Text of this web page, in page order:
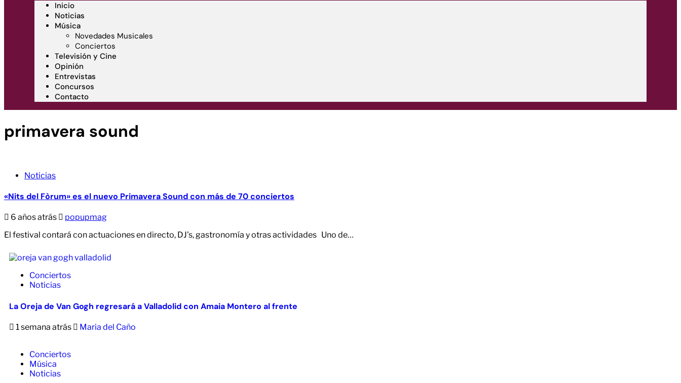
Inicio
Noticias
Música
Novedades Musicales
Conciertos
Televisión y Cine
Opinión
Entrevistas
Concursos
Contacto
primavera sound
Noticias
«Nits del Fòrum» es el nuevo Primavera Sound con más de 70 conciertos
6 años atrás
popupmag
El festival contará con actuaciones en directo, DJ’s, gastronomía y otras actividades Uno de…
Conciertos
Noticias
La Oreja de Van Gogh regresará a Valladolid con Amaia Montero al frente
1 semana atrás Maria del Caño
Conciertos
Música
Noticias